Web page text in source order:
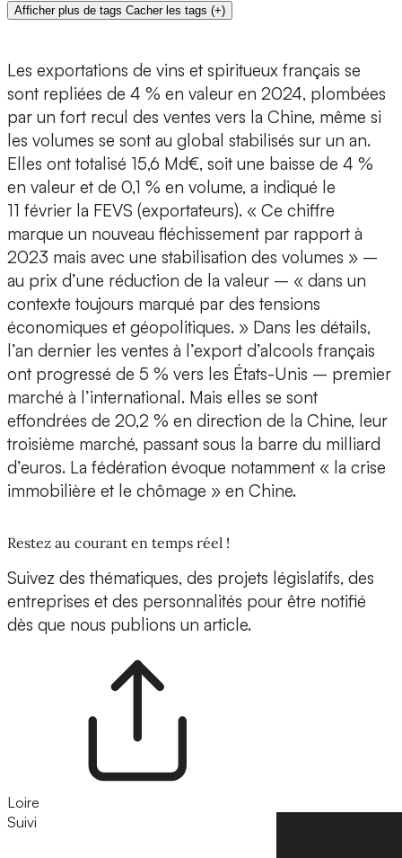
Afficher plus de tags Cacher les tags (+)
Les exportations de vins et spiritueux français se
sont repliées de 4 % en valeur en 2024, plombées
par un fort recul des ventes vers la Chine, même si
les volumes se sont au global stabilisés sur un an.
Elles ont totalisé 15,6 Md€, soit une baisse de 4 %
en valeur et de 0,1 % en volume, a indiqué le
11 février la FEVS (exportateurs). « Ce chiffre
marque un nouveau fléchissement par rapport à
2023 mais avec une stabilisation des volumes » –
au prix d’une réduction de la valeur – « dans un
contexte toujours marqué par des tensions
économiques et géopolitiques. » Dans les détails,
l’an dernier les ventes à l’export d’alcools français
ont progressé de 5 % vers les États-Unis – premier
marché à l’international. Mais elles se sont
effondrées de 20,2 % en direction de la Chine, leur
troisième marché, passant sous la barre du milliard
d’euros. La fédération évoque notamment « la crise
immobilière et le chômage » en Chine.
Restez au courant en temps réel !
Suivez des thématiques, des projets législatifs, des
entreprises et des personnalités pour être notifié
dès que nous publions un article.
Loire
Suivi